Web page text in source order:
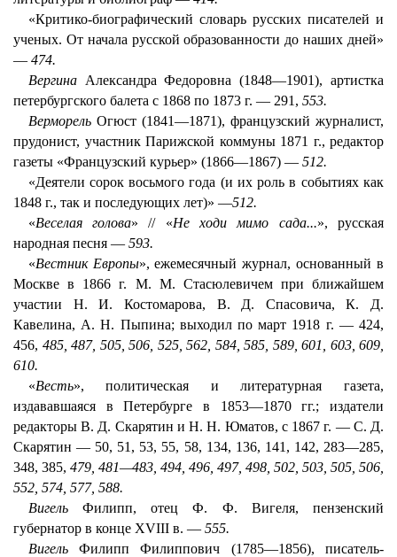
«Критико-биографический словарь русских писателей и
ученых. От начала русской образованности до наших дней»
— 474.
Вергина Александра Федоровна (1848—1901), артистка
петербургского балета с 1868 по 1873 г. — 291, 553.
Верморель Огюст (1841—1871), французский журналист,
прудонист, участник Парижской коммуны 1871 г., редактор
газеты «Французский курьер» (1866—1867) — 512.
«Деятели сорок восьмого года (и их роль в событиях как
1848 г., так и последующих лет)» —512.
«Веселая голова» // «Не ходи мимо сада...», русская
народная песня — 593.
«Вестник Европы», ежемесячный журнал, основанный в
Москве в 1866 г. M. М. Стасюлевичем при ближайшем
участии Н. И. Костомарова, В. Д. Спасовича, К. Д.
Кавелина, А. Н. Пыпина; выходил по март 1918 г. — 424,
456, 485, 487, 505, 506, 525, 562, 584, 585, 589, 601, 603, 609,
610.
«Весть», политическая и литературная газета,
издававшаяся в Петербурге в 1853—1870 гг.; издатели
редакторы В. Д. Скарятин и H. H. Юматов, с 1867 г. — С. Д.
Скарятин — 50, 51, 53, 55, 58, 134, 136, 141, 142, 283—285,
348, 385, 479, 481—483, 494, 496, 497, 498, 502, 503, 505, 506,
552, 574, 577, 588.
Вигель Филипп, отец Ф. Ф. Вигеля, пензенский
губернатор в конце XVIII в. — 555.
ВигельФилипп Филиппович (1785—1856), писатель-